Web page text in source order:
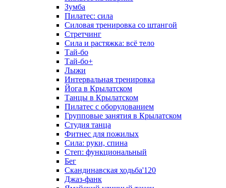
Зумба
Пилатес: сила
Силовая тренировка со штангой
Стретчинг
Сила и растяжка: всё тело
Тай-бо
Тай-бо+
Лыжи
Интервальная тренировка
Йога в Крылатском
Танцы в Крылатском
Пилатес с оборудованием
Групповые занятия в Крылатском
Студия танца
Фитнес для пожилых
Сила: руки, спина
Степ: функциональный
Бег
Скандинавская ходьба'120
Джаз-фанк